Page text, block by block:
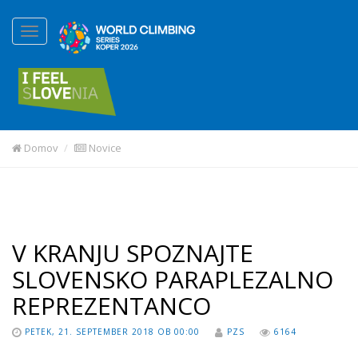
Domov Novice
V KRANJU SPOZNAJTE
SLOVENSKO PARAPLEZALNO
REPREZENTANCO
PETEK, 21. SEPTEMBER 2018 OB 00:00 PZS
6164